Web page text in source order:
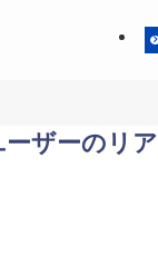
ザーのリ